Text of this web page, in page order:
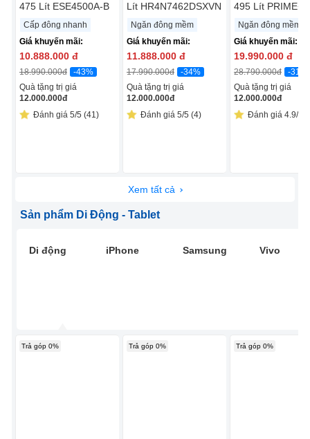
475 Lít ESE4500A-B
Cấp đông nhanh
Giá khuyến mãi:
10.888.000 đ
18.990.000đ
-43%
Quà tặng trị giá
12.000.000đ
Đánh giá 5/5 (41)
Lít HR4N7462DSXVN
Ngăn đông mềm
Giá khuyến mãi:
11.888.000 đ
17.990.000đ
-34%
Quà tặng trị giá
12.000.000đ
Đánh giá 5/5 (4)
495 Lít PRIME+
Edition NR-
CW530HVK9
Ngăn đông mềm
Giá khuyến mãi:
19.990.000 đ
28.790.000đ
-31%
Quà tặng trị giá
12.000.000đ
Đánh giá 4.9/5
Xem tất cả
Sản phẩm Di Động - Tablet
Di động iPhone Samsung Vivo
Trả góp 0% Trả góp 0% Trả góp 0%